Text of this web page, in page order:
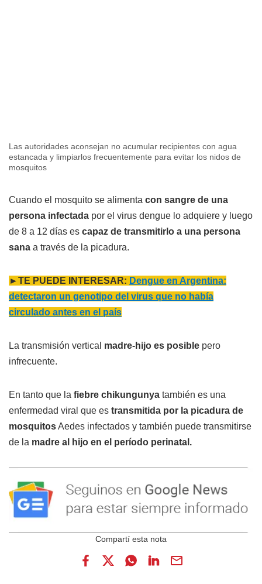
Las autoridades aconsejan no acumular recipientes con agua
estancada y limpiarlos frecuentemente para evitar los nidos de
mosquitos
Cuando el mosquito se alimenta con sangre de una
persona infectada por el virus dengue lo adquiere y luego
de 8 a 12 días es capaz de transmitirlo a una persona
sana a través de la picadura.
►TE PUEDE INTERESAR: Dengue en Argentina:
detectaron un genotipo del virus que no había
circulado antes en el país
La transmisión vertical madre-hijo es posible pero
infrecuente.
En tanto que la fiebre chikungunya también es una
enfermedad viral que es transmitida por la picadura de
mosquitosAedes infectados y también puede transmitirse
de la madre al hijo en el período perinatal.